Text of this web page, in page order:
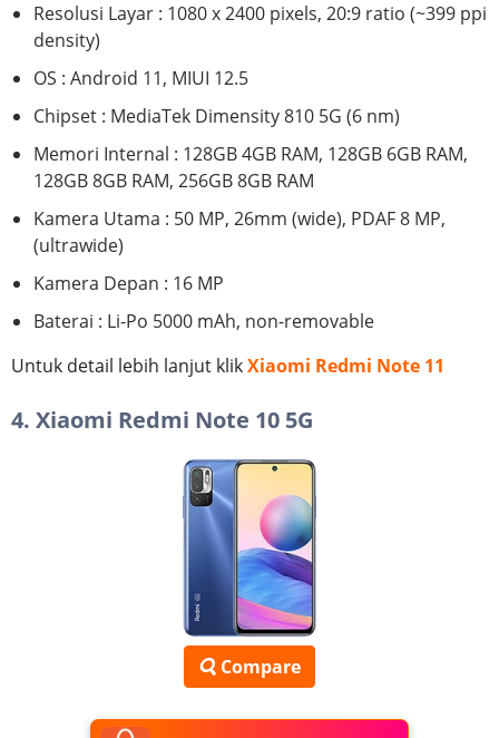
Resolusi Layar : 1080 x 2400 pixels, 20:9 ratio (~399 ppi
density)
OS : Android 11, MIUI 12.5
Chipset : MediaTek Dimensity 810 5G (6 nm)
Memori Internal : 128GB 4GB RAM, 128GB 6GB RAM,
128GB 8GB RAM, 256GB 8GB RAM
Kamera Utama : 50 MP, 26mm (wide), PDAF 8 MP,
(ultrawide)
Kamera Depan : 16 MP
Baterai : Li-Po 5000 mAh, non-removable
Untuk detail lebih lanjut klikXiaomi Redmi Note 11
4. Xiaomi Redmi Note 10 5G
Compare